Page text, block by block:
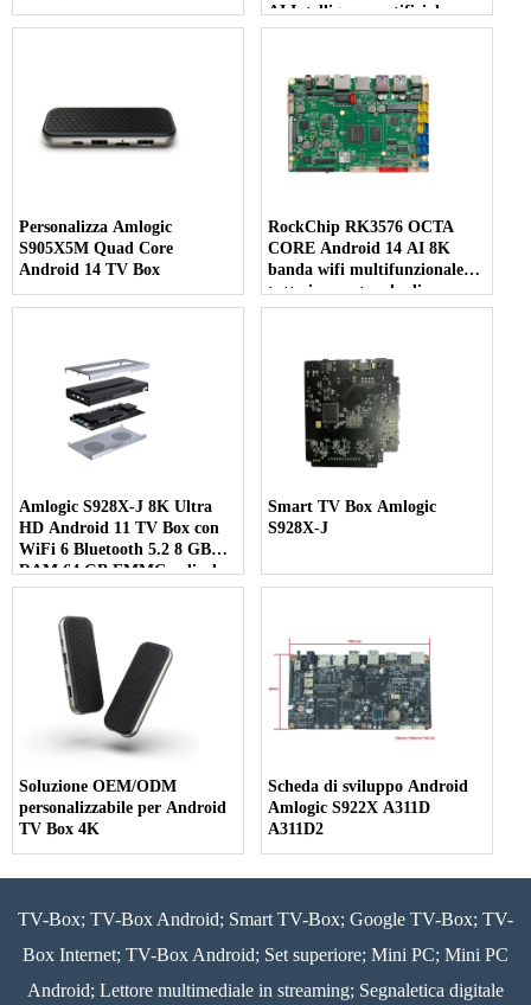
AI Intelligenza artificiale
Personalizza Amlogic
S905X5M Quad Core
Android 14 TV Box
RockChip RK3576 OCTA
CORE Android 14 AI 8K
banda wifi multifunzionale
tutto in una tavola di
controllo
Amlogic S928X-J 8K Ultra
HD Android 11 TV Box con
WiFi 6 Bluetooth 5.2 8 GB
RAM 64 GB EMMC e display
multi-schermo 7 in 1
Smart TV Box Amlogic
S928X-J
Soluzione OEM/ODM
personalizzabile per Android
TV Box 4K
Scheda di sviluppo Android
Amlogic S922X A311D
A311D2
TV-Box; TV-Box Android; Smart TV-Box; Google TV-Box; TV-
Box Internet; TV-Box Android; Set superiore; Mini PC; Mini PC
Android; Lettore multimediale in streaming; Segnaletica digitale